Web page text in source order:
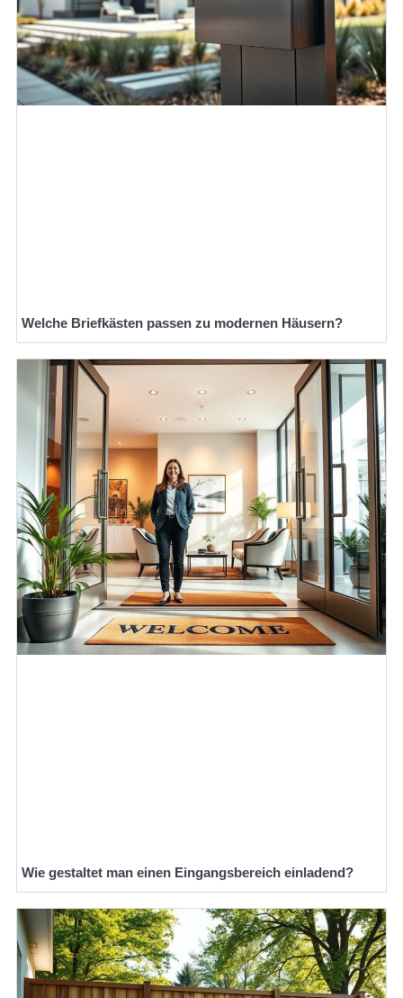
Welche Briefkästen passen zu modernen Häusern?
Wie gestaltet man einen Eingangsbereich einladend?